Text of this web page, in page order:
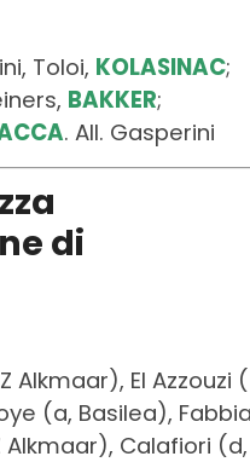
Toloi, KOLASINAC;
BAKKER;
. All. Gasperini
Alkmaar), El Azzouzi
(a, Basilea),
Alkmaar), Calafiori (d,